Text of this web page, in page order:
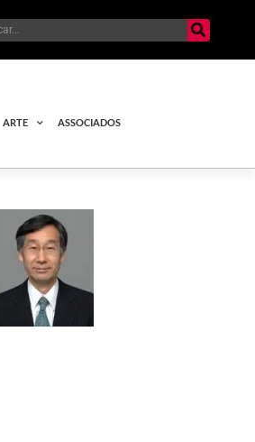
ARTE ASSOCIADOS